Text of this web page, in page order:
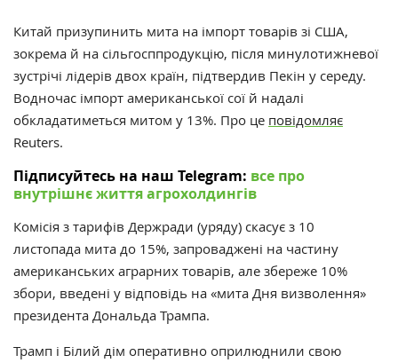
Китай призупинить мита на імпорт товарів зі США,
зокрема й на сільгосппродукцію, після минулотижневої
зустрічі лідерів двох країн, підтвердив Пекін у середу.
Водночас імпорт американської сої й надалі
обкладатиметься митом у 13%. Про це повідомляє
Reuters.
Підписуйтесь на наш Telegram: все про
внутрішнє життя агрохолдингів
Комісія з тарифів Держради (уряду) скасує з 10
листопада мита до 15%, запроваджені на частину
американських аграрних товарів, але збереже 10%
збори, введені у відповідь на «мита Дня визволення»
президента Дональда Трампа.
Трамп і Білий дім оперативно оприлюднили свою